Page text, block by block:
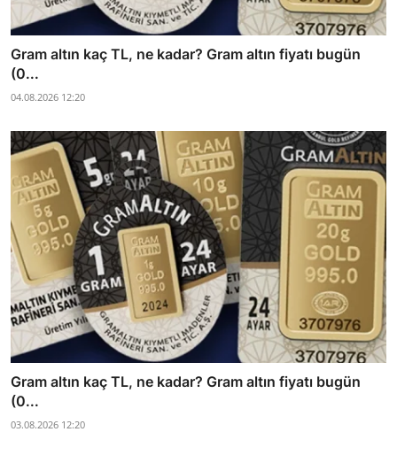
Gram altın kaç TL, ne kadar? Gram altın fiyatı bugün
(0...
04.08.2026 12:20
Gram altın kaç TL, ne kadar? Gram altın fiyatı bugün
(0...
03.08.2026 12:20